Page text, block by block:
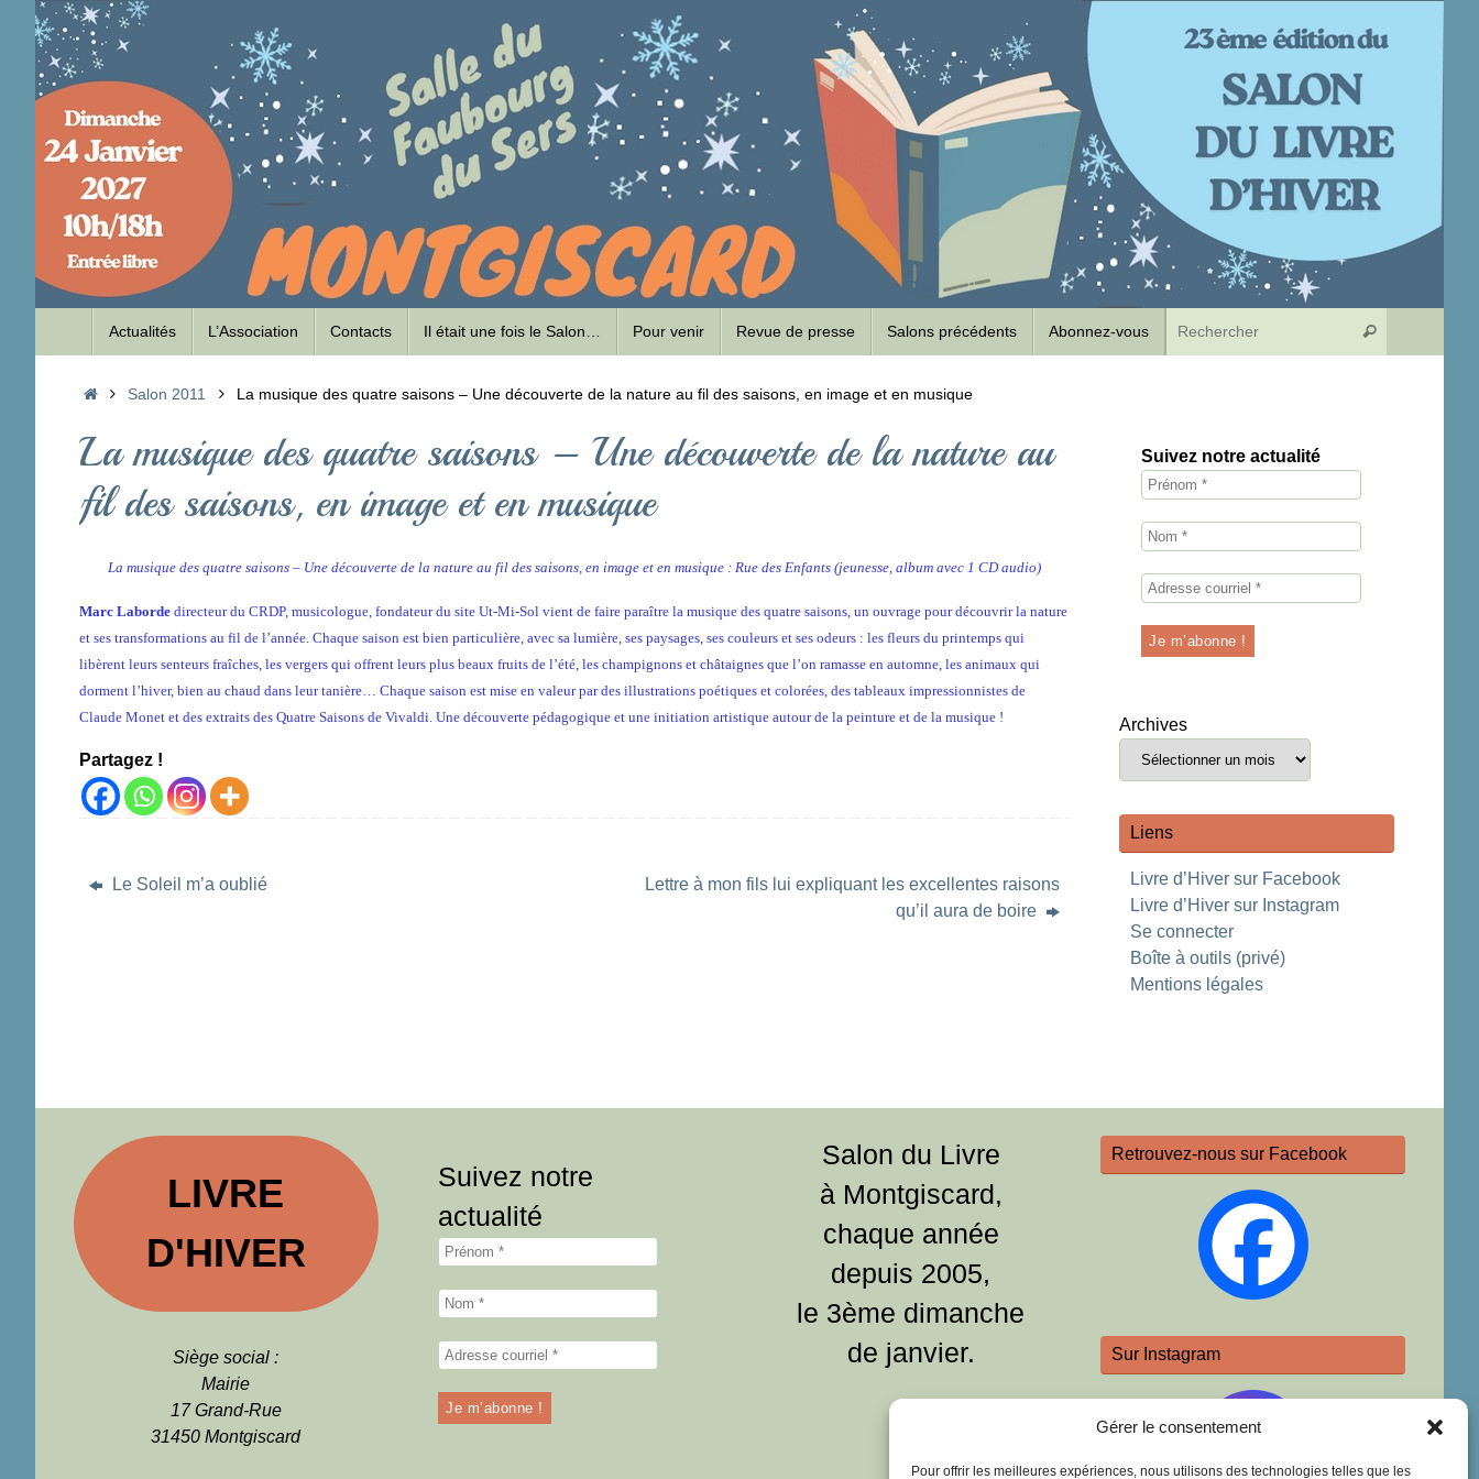
Gérer le consentement
Pour offrir les meilleures expériences, nous utilisons des technologies telles que les
Passer
contenu
Actualités L’Association Contacts Il était une fois le Salon… Pour venir Revue de presse Salons précédents Abonnez-vous Rechercher
AccueilSalon 2011 La musique des quatre saisons – Une découverte de la nature au fil des saisons, en image et en musique
La musique des quatre saisons – Une découverte de la nature au
fil des saisons, en image et en musique
La musique des quatre saisons – Une découverte de la nature au fil des saisons, en image et en musique : Rue des Enfants (jeunesse, album avec 1 CD audio)
Marc Laborde directeur du CRDP, musicologue, fondateur du site Ut-Mi-Sol vient de faire paraître la musique des quatre saisons, un ouvrage pour découvrir la nature
et ses transformations au fil de l’année. Chaque saison est bien particulière, avec sa lumière, ses paysages, ses couleurs et ses odeurs : les fleurs du printemps qui
libèrent leurs senteurs fraîches, les vergers qui offrent leurs plus beaux fruits de l’été, les champignons et châtaignes que l’on ramasse en automne, les animaux qui
dorment l’hiver, bien au chaud dans leur tanière… Chaque saison est mise en valeur par des illustrations poétiques et colorées, des tableaux impressionnistes de
Claude Monet et des extraits des Quatre Saisons de Vivaldi. Une découverte pédagogique et une initiation artistique autour de la peinture et de la musique !
Partagez !
Le Soleil m’a oublié
Lettre à mon fils lui expliquant les excellentes raisons
qu’il aura de boire
Suivez notre actualité
Archives
Liens
Livre d’Hiver sur Facebook
Livre d’Hiver sur Instagram
Se connecter
Boîte à outils (privé)
Mentions légales
LIVRE
D'HIVER
Siège social :
Mairie
17 Grand-Rue
31450 Montgiscard
Suivez notre
actualité
Salon du Livre
à Montgiscard,
chaque année
depuis 2005,
le 3ème dimanche
de janvier.
Retrouvez-nous sur Facebook
Sur Instagram